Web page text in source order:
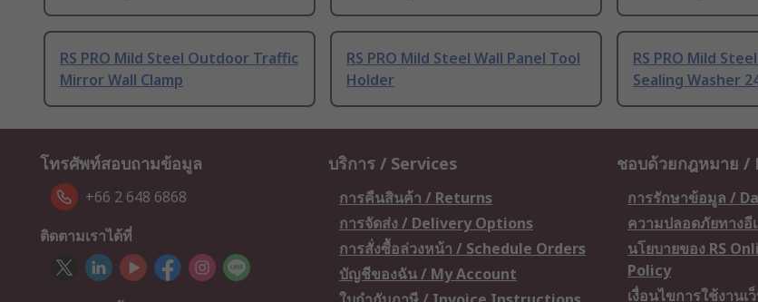
RS PRO Mild Steel Outdoor Traffic
Mirror Wall Clamp
RS PRO Mild Steel Wall Panel Tool
Holder
RS PRO Mild
Sealing Washer
โทรศัพท์สอบถามข้อมูล
+66 2 648 6868
ติดตามเราได้ที่
บริการ / Services
การคืนสินค้า / Returns
การจัดส่ง / Delivery Options
การสั่งซื้อล่วงหน้า / Schedule Orders
บัญชีของฉัน / My Account
ชอบด้วยกฎหมาย /
การรักษาข้อมูล /
ความปลอดภัยทาง
นโยบายของ RS
Policy
เงื่อนไขการใช้งาน